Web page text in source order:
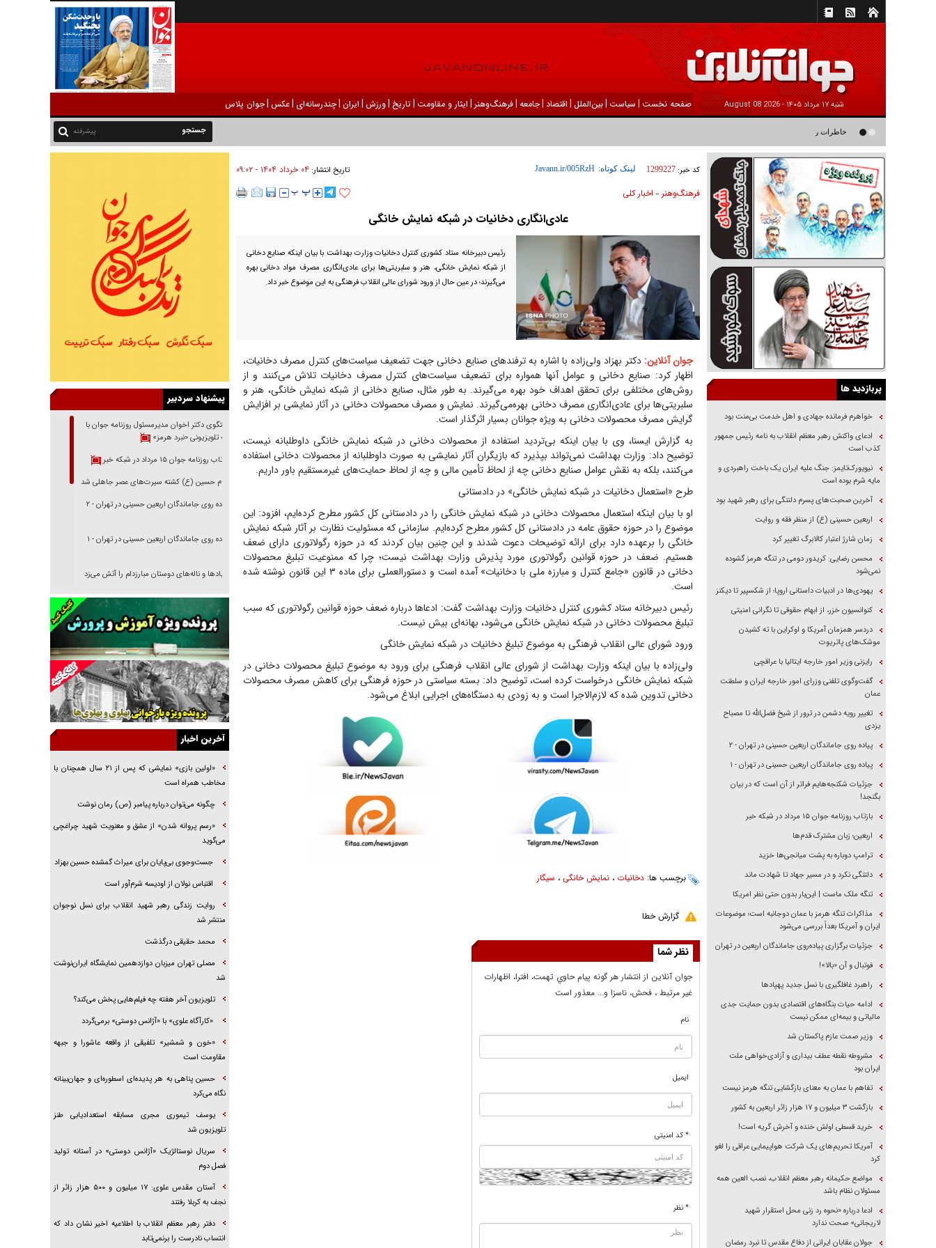
شنبه ۱۷ مرداد ۱۴۰۵ - 2026 August 08 صفحه نخست | سیاست |بين‌الملل | اقتصاد |جامعه |فرهنگ‌و‌هنر | ایثار و مقاومت |تاریخ |ورزش | ايران |چندرسانه‌ای |عکس |جوان پلاس
خاطرات رامین ناصرنصیر از «پشت‌ کنکوری‌ها» و رضا داوودنژاد: رضا کودک درون فعالی داشت و خیلی راحت به شوق می‌آمد پیشرفته
کد خبر: 1299227 لینک کوتاه: تاریخ انتشار:۰۴ خرداد ۱۴۰۴ - ۰۹:۰۲
فرهنگ‌و‌هنر » اخبار كلی
عادی‌انگاری دخانیات در شبکه نمایش خانگی
رئیس دبیرخانه ستاد کشوری کنترل دخانیات وزارت بهداشت با بیان اینکه صنایع دخانی
از شبکه نمایش خانگی، هنر و سلبریتی‌ها برای عادی‌انگاری مصرف مواد دخانی بهره‌
می‌گیرند؛ در عین حال از ورود شورای عالی انقلاب فرهنگی به این موضوع خبر داد.
جوان آنلاین: دکتر بهزاد ولی‌زاده با اشاره به ترفندهای صنایع دخانی جهت تضعیف سیاست‌های کنترل مصرف دخانیات،
اظهار کرد: صنایع دخانی و عوامل آنها همواره برای تضعیف سیاست‌های کنترل مصرف دخانیات تلاش می‌کنند و از
روش‌های مختلفی برای تحقق اهداف خود بهره می‌گیرند. به طور مثال، صنایع دخانی از شبکه نمایش خانگی، هنر و
سلبریتی‌ها برای عادی‌انگاری مصرف دخانی بهره‌می‌گیرند. نمایش و مصرف محصولات دخانی در آثار نمایشی بر افزایش
گرایش مصرف محصولات دخانی به ویژه جوانان بسیار اثرگذار است.
به گزارش ایسنا، وی با بیان اینکه بی‌تردید استفاده از محصولات دخانی در شبکه نمایش خانگی داوطلبانه نیست،
توضیح داد: وزارت بهداشت نمی‌تواند بپذیرد که بازیگران آثار نمایشی به صورت داوطلبانه از محصولات دخانی استفاده
می‌کنند، بلکه به نقش عوامل صنایع دخانی چه از لحاظ تأمین مالی و چه از لحاظ حمایت‌های غیرمستقیم باور داریم.
طرح «استعمال دخانیات در شبکه نمایش خانگی» در دادستانی
او با بیان اینکه استعمال محصولات دخانی در شبکه نمایش خانگی را در دادستانی کل کشور مطرح کرده‌ایم، افزود: این
موضوع را در حوزه حقوق عامه در دادستانی کل کشور مطرح کرده‌ایم. سازمانی که مسئولیت نظارت بر آثار شبکه نمایش
خانگی را برعهده دارد برای ارائه توضیحات دعوت شدند و این چنین بیان کردند که در حوزه رگولاتوری دارای ضعف
هستیم. ضعف در حوزه قوانین رگولاتوری مورد پذیرش وزارت بهداشت نیست؛ چرا که ممنوعیت تبلیغ محصولات
دخانی در قانون «جامع کنترل و مبارزه ملی با دخانیات» آمده است و دستورالعملی برای ماده ۳ این قانون نوشته شده
است.
رئیس دبیرخانه ستاد کشوری کنترل دخانیات وزارت بهداشت گفت: ادعاها درباره ضعف حوزه قوانین رگولاتوری که سبب
تبلیغ محصولات دخانی در شبکه نمایش خانگی می‌شود، بهانه‌ای بیش نیست.
ورود شورای عالی انقلاب فرهنگی به موضوع تبلیغ دخانیات در شبکه نمایش خانگی
ولی‌زاده با بیان اینکه وزارت بهداشت از شورای عالی انقلاب فرهنگی برای ورود به موضوع تبلیغ محصولات دخانی در
شبکه نمایش خانگی درخواست کرده است، توضیح داد: بسته سیاستی در حوزه فرهنگی برای کاهش مصرف محصولات
دخانی تدوین شده که لازم‌الاجرا است و به زودی به دستگاه‌های اجرایی ابلاغ می‌شود.
برچسب ها: دخانیات ، نمایش خانگی ، سیگار
گزارش خطا
نظر شما
جوان آنلاين از انتشار هر گونه پيام حاوي تهمت، افترا، اظهارات
غير مرتبط ، فحش، ناسزا و... معذور است
نام
ایمیل
* کد امنیتی
* نظر
پربازدید ها
خواهرم فرمانده جهادی و اهل خدمت بی‌منت بود
ادعای واکنش رهبر معظم انقلاب به نامه رئیس جمهور
کذب است
نیویورک‌تایمز: جنگ علیه ایران یک باخت راهبردی و
مایه شرم بوده است
آخرین صحبت‌های پسرم دلتنگی برای رهبر شهید بود
اربعین حسینی (ع) از منظر فقه و روایت
زمان شارژ اعتبار کالابرگ تغییر کرد
محسن رضایی: کریدور دومی در تنگه هرمز گشوده
نمی‌شود
یهودی‌ها در ادبیات داستانی اروپا؛ از شکسپیر تا دیکنز
کنوانسیون خزر، از ابهام حقوقی تا نگرانی امنیتی
دردسر همزمان آمریکا و اوکراین با ته کشیدن
موشک‌های پاتریوت
رایزنی وزیر امور خارجه ایتالیا با عراقچی
گفت‌وگوی تلفنی وزرای امور خارجه ایران و سلطنت
عمان
تغییر رویه دشمن در ترور از شیخ فضل‌الله تا مصباح
یزدی
پیاده روی جاماندگان اربعین حسینی در تهران - ۲
پیاده روی جاماندگان اربعین حسینی در تهران - ۱
جزئیات شکنجه‌هایم فراتر از آن است که در بیان
بگنجد!
بازتاب روزنامه جوان ۱۵ مرداد در شبکه خبر
اربعین؛ زبان مشترک قدم‌ها
ترامپ دوباره به پشت میانجی‌ها خزید
دلتنگی نکرد و در مسیر جهاد تا شهادت ماند
تنگه ملک ماست | این‌بار بدون حتی نظر امریکا
مذاکرات تنگه هرمز با عمان دوجانبه است؛ موضوعات
ایران و آمریکا بعداً بررسی می‌شود
جزئیات برگزاری پیاده‌روی جاماندگان اربعین در تهران
فوتبال و آن «بالا»!
راهبرد غافلگیری با نسل جدید پهپاد‌ها
ادامه حیات بنگاه‌های اقتصادی بدون حمایت جدی
مالیاتی و بیمه‌ای ممکن نیست
وزیر صمت عازم پاکستان شد
مشروطه نقطه عطف بیداری و آزادی‌خواهی ملت
ایران بود
تفاهم با عمان به معنای بازگشایی تنگه هرمز نیست
بازگشت ۳ میلیون و ۱۷ هزار زائر اربعین به کشور
خرید قسطی اولش خنده و آخرش گریه است!
آمریکا تحریم‌های یک شرکت هواپیمایی عراقی را لغو
کرد
مواضع حکیمانه رهبر معظم انقلاب، نصب العین همه
مسئولان نظام باشد
ادعا درباره «نحوه رد زنی محل استقرار شهید
لاریجانی» صحت ندارد
جولان عقابان ایرانی از دفاع مقدس تا نبرد رمضان
پیشنهاد سردبیر
گفتگوی دکتر اخوان مدیرمسئول روزنامه جوان با
برنامه تلویزیونی «نبرد هرمز»
بازتاب روزنامه جوان ۱۵ مرداد در شبکه خبر
امام حسین (ع) کشته سیرت‌های عصر جاهلی شد
پیاده روی جاماندگان اربعین حسینی در تهران - ۲
پیاده روی جاماندگان اربعین حسینی در تهران - ۱
فریاد‌ها و ناله‌های دوستان مبارزدلم را آتش می‌زد
تغییر رویه دشمن در ترور از شیخ فضل‌الله تا مصباح
خرید قسطی اولش خنده و آخرش گریه است!
فوتبال و آن «بالا»!
راهبرد غافلگیری با نسل جدید پهپاد‌ها
جنجال پزشکان تقلبی در صنعت زیبایی
یهودی‌ها در ادبیات داستانی اروپا؛ از شکسپیر تا
دیکنز
خواهرم فرمانده جهادی و اهل خدمت بی‌منت بود
جزئیات شکنجه‌هایم فراتر از آن است که در بیان
بگنجد!
گزارش «جوان» از قوانین سخت‌گیرانه ۶ قاره در
برابر یورش به پاسگاه‌های پلیس
آخرین اخبار
«اولین بازی» نمایشی که پس از ۲۱ سال همچنان با
مخاطب همراه است
چگونه می‌توان درباره پیامبر (ص) رمان نوشت
«رسم پروانه شدن» از عشق و معنویت شهید چراغچی
می‌گوید
جست‌وجوی بی‌پایان برای میراث گمشده حسین بهزاد
اقتباس نولان از اودیسه شرم‌آور است
روایت زندگی رهبر شهید انقلاب برای نسل نوجوان
منتشر شد
محمد حقیقی درگذشت
مصلی تهران میزبان دوازدهمین نمایشگاه ایران‌نوشت
شد
تلویزیون آخر هفته چه فیلم‌هایی پخش می‌کند؟
«کارآگاه علوی» با «آژانس دوستی» برمی‌گردد
«خون و شمشیر» تلفیقی از واقعه عاشورا و جبهه
مقاومت است
حسین پناهی به هر پدیده‌ای اسطوره‌ای و جهان‌بینانه
نگاه می‌کرد
یوسف تیموری مجری مسابقه استعدادیابی طنز
تلویزیون شد
سریال نوستالژیک «آژانس دوستی» در آستانه تولید
فصل دوم
آستان مقدس علوی: ۱۷ میلیون و ۵۰۰ هزار زائر از
نجف به کربلا رفتند
دفتر رهبر معظم انقلاب با اطلاعیه اخیر نشان داد که
انتساب نادرست را برنمی‌تابد